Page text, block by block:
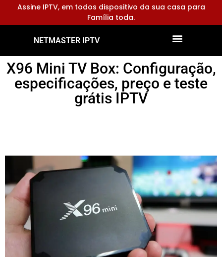
Assine IPTV, em todos dispositivo da sua casa para
Família toda.
NETMASTER IPTV
X96 Mini TV Box: Configuração,
especificações, preço e teste
grátis IPTV